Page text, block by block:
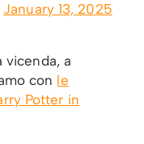
January 13, 2025
vicenda, a
con le
Potter in